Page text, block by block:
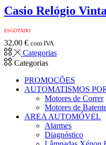
Casio Relógio
ESGOTADO
32,00 € com IVA
Categorias
Categorias
PROMOÇÕES
AUTOMATISMOS
Motores de Correr
Motores de
AREA AUTOMÓVEL
Alarmes
Diagnóstico